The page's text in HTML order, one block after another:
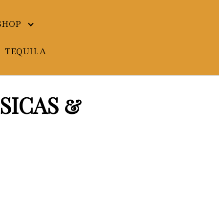
TEQUILA
&